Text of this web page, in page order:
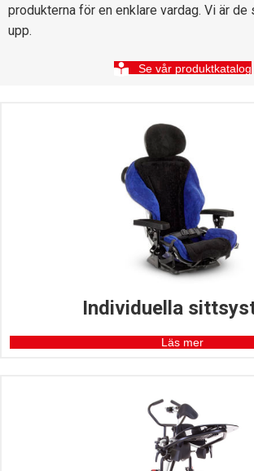
produkterna för en enklare vardag. Vi är de
upp.
Se vår produktkatalog
Individuella
Läs mer